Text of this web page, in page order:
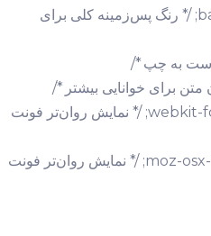
background-color: #F8F8F8; /* رنگ پس‌زمینه کلی برای
-webkit-font-smoothing: antialiased; /* نمایش روان‌تر فونت
-moz-osx-font-smoothing: grayscale; /* نمایش روان‌تر فونت